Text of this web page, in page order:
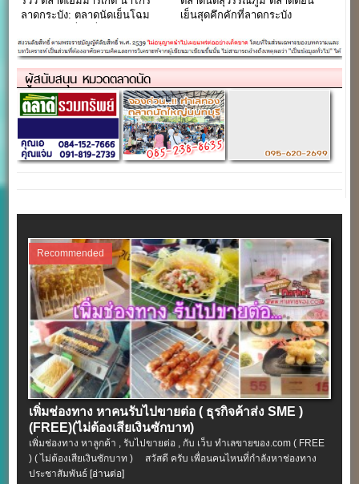
ลาดกระบัง: ตลาดนัดเย็นโฉม
ช้อปปิ้ง
เย็นสุดคึกคักที่ลาดกระบัง
ผู้สนับสนุน หมวดตลาดนัด
Recommended
เพิ่มช่องทาง หาคนรับไปขายต่อ ( ธุรกิจค้าส่ง SME )
(FREE)(ไม่ต้องเสียเงินซักบาท)
เพิ่มช่องทาง หาลูกค้า , รับไปขายต่อ , กับ เว็บ ทำเลขายของ.com ( FREE
) ( ไม่ต้องเสียเงินซักบาท ) สวัสดี ครับ เพื่อนคนไหนที่กำลังหาช่องทาง
ประชาสัมพันธ์[อ่านต่อ]